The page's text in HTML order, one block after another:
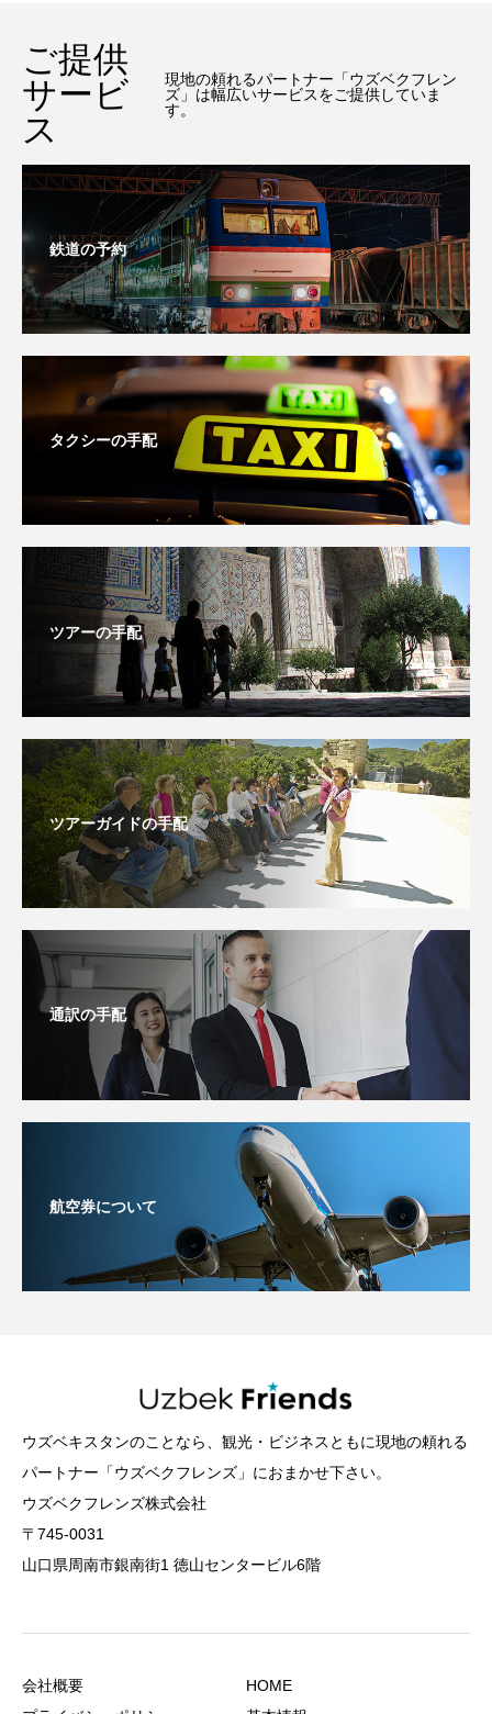
ご提供
サービ
ス
現地の頼れるパートナー「ウズベクフレン
ズ」は幅広いサービスをご提供していま
す。
鉄道の予約
タクシーの手配
ツアーの手配
ツアーガイドの手配
通訳の手配
航空券について
ウズベキスタンのことなら、観光・ビジネスともに現地の頼れる
パートナー「ウズベクフレンズ」におまかせ下さい。
ウズベクフレンズ株式会社
〒745-0031
山口県周南市銀南街1 徳山センタービル6階
会社概要
HOME